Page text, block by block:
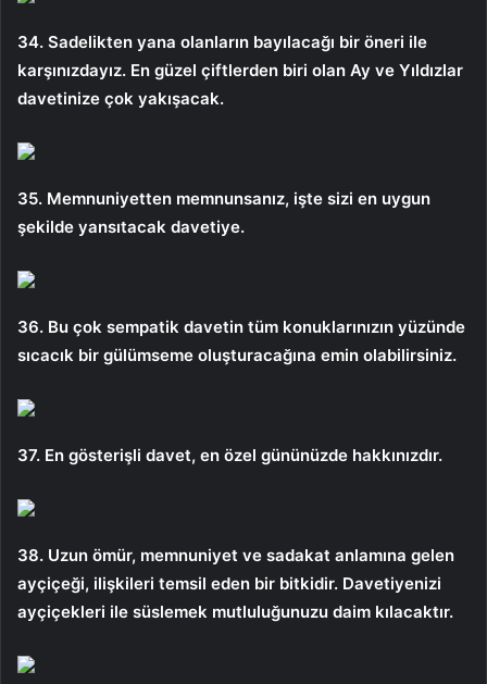
34. Sadelikten yana olanların bayılacağı bir öneri ile
karşınızdayız. En güzel çiftlerden biri olan Ay ve Yıldızlar
davetinize çok yakışacak.
35. Memnuniyetten memnunsanız, işte sizi en uygun
şekilde yansıtacak davetiye.
36. Bu çok sempatik davetin tüm konuklarınızın yüzünde
sıcacık bir gülümseme oluşturacağına emin olabilirsiniz.
37. En gösterişli davet, en özel gününüzde hakkınızdır.
38. Uzun ömür, memnuniyet ve sadakat anlamına gelen
ayçiçeği, ilişkileri temsil eden bir bitkidir. Davetiyenizi
ayçiçekleri ile süslemek mutluluğunuzu daim kılacaktır.